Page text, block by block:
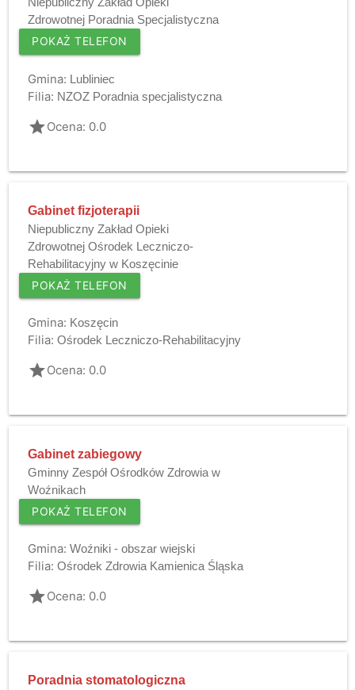
Zdrowotnej Poradnia Specjalistyczna
POKAŻ TELEFON
Gmina: Lubliniec
Filia: NZOZ Poradnia specjalistyczna
gradeOcena: 0.0
Gabinet fizjoterapii
Niepubliczny Zakład Opieki
Zdrowotnej Ośrodek Leczniczo-
Rehabilitacyjny w Koszęcinie
POKAŻ TELEFON
Gmina: Koszęcin
Filia: Ośrodek Leczniczo-Rehabilitacyjny
gradeOcena: 0.0
Gabinet zabiegowy
Gminny Zespół Ośrodków Zdrowia w
Woźnikach
POKAŻ TELEFON
Gmina: Woźniki - obszar wiejski
Filia: Ośrodek Zdrowia Kamienica Śląska
gradeOcena: 0.0
Poradnia stomatologiczna